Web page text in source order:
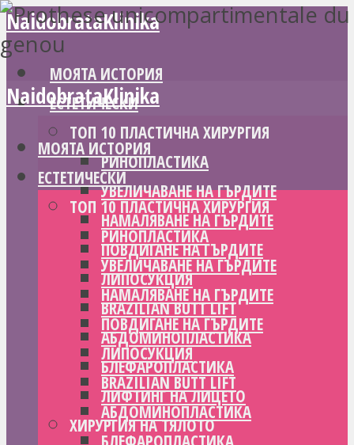
NaidobrataKlinika
МОЯТА ИСТОРИЯ
ЕСТЕТИЧЕСКИ
ТОП 10 ПЛАСТИЧНА ХИРУРГИЯ
РИНОПЛАСТИКА
УВЕЛИЧАВАНЕ НА ГЪРДИТЕ
НАМАЛЯВАНЕ НА ГЪРДИТЕ
ПОВДИГАНЕ НА ГЪРДИТЕ
ЛИПОСУКЦИЯ
BRAZILIAN BUTT LIFT
АБДОМИНОПЛАСТИКА
БЛЕФАРОПЛАСТИКА
ЛИФТИНГ НА ЛИЦЕТО
ХИРУРГИЯ НА ТЯЛОТО
NaidobrataKlinika
МОЯТА ИСТОРИЯ
ЕСТЕТИЧЕСКИ
ТОП 10 ПЛАСТИЧНА ХИРУРГИЯ
РИНОПЛАСТИКА
УВЕЛИЧАВАНЕ НА ГЪРДИТЕ
НАМАЛЯВАНЕ НА ГЪРДИТЕ
ПОВДИГАНЕ НА ГЪРДИТЕ
ЛИПОСУКЦИЯ
BRAZILIAN BUTT LIFT
АБДОМИНОПЛАСТИКА